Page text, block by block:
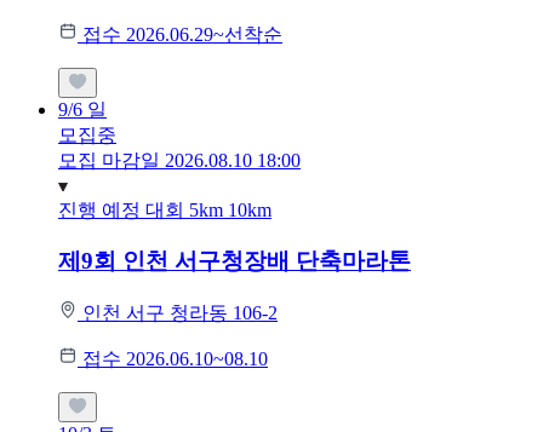
접수 2026.06.29~선착순
9/6 일
모집중
모집 마감일 2026.08.10 18:00
진행 예정 대회 5km 10km
제9회 인천 서구청장배 단축마라톤
인천 서구 청라동 106-2
접수 2026.06.10~08.10